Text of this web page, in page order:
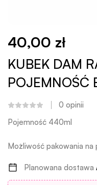
40,00 zł
KUBEK DAM
POJEMNOŚĆ
0 opinii
Pojemność 440ml
Możliwość pakowania na
Planowana dostawa